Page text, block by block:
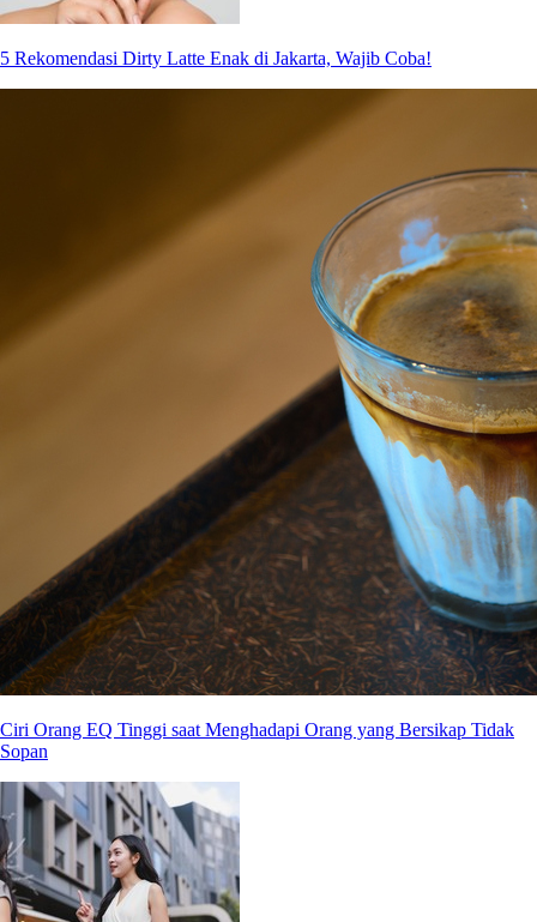
5 Rekomendasi Dirty Latte Enak di Jakarta, Wajib Coba!
Ciri Orang EQ Tinggi saat Menghadapi Orang yang Bersikap Tidak
Sopan